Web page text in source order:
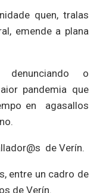
quen, tralas
emende a plana
o
pandemia que
en
agasallos
de Verín.
entre un cadro de
de Verín.